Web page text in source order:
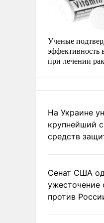
Ученые
эффективность
при лечении
На Украине
крупнейший
средств
Сенат США
ужесточение
против